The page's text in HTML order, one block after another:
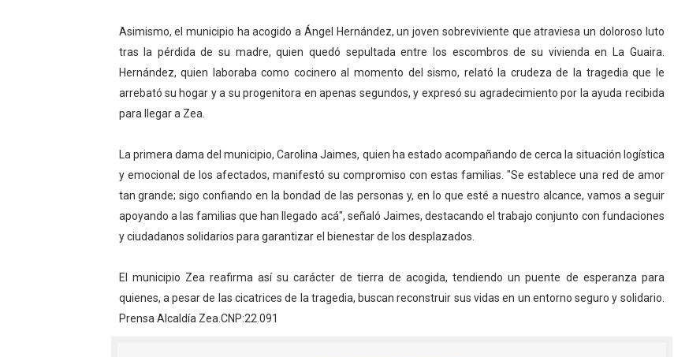
Gobernador Arnaldo Sánchez apadrina a más de 993 nuevos bachilleres de Mérida
Plan Quirúrgico Regional llega a Pueblo Llano con la activación de dos quirófanos
Asimismo, el municipio ha acogido a Ángel Hernández, un joven sobreviviente que atraviesa un doloroso luto
tras la pérdida de su madre, quien quedó sepultada entre los escombros de su vivienda en La Guaira.
Hernández, quien laboraba como cocinero al momento del sismo, relató la crudeza de la tragedia que le
arrebató su hogar y a su progenitora en apenas segundos, y expresó su agradecimiento por la ayuda recibida
para llegar a Zea.
La primera dama del municipio, Carolina Jaimes, quien ha estado acompañando de cerca la situación logística
y emocional de los afectados, manifestó su compromiso con estas familias. "Se establece una red de amor
tan grande; sigo confiando en la bondad de las personas y, en lo que esté a nuestro alcance, vamos a seguir
apoyando a las familias que han llegado acá", señaló Jaimes, destacando el trabajo conjunto con fundaciones
y ciudadanos solidarios para garantizar el bienestar de los desplazados.
El municipio Zea reafirma así su carácter de tierra de acogida, tendiendo un puente de esperanza para
quienes, a pesar de las cicatrices de la tragedia, buscan reconstruir sus vidas en un entorno seguro y solidario.
Prensa Alcaldía Zea.CNP:22.091